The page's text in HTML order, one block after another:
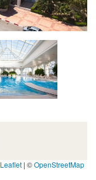
Leaflet | ©OpenStreetMap